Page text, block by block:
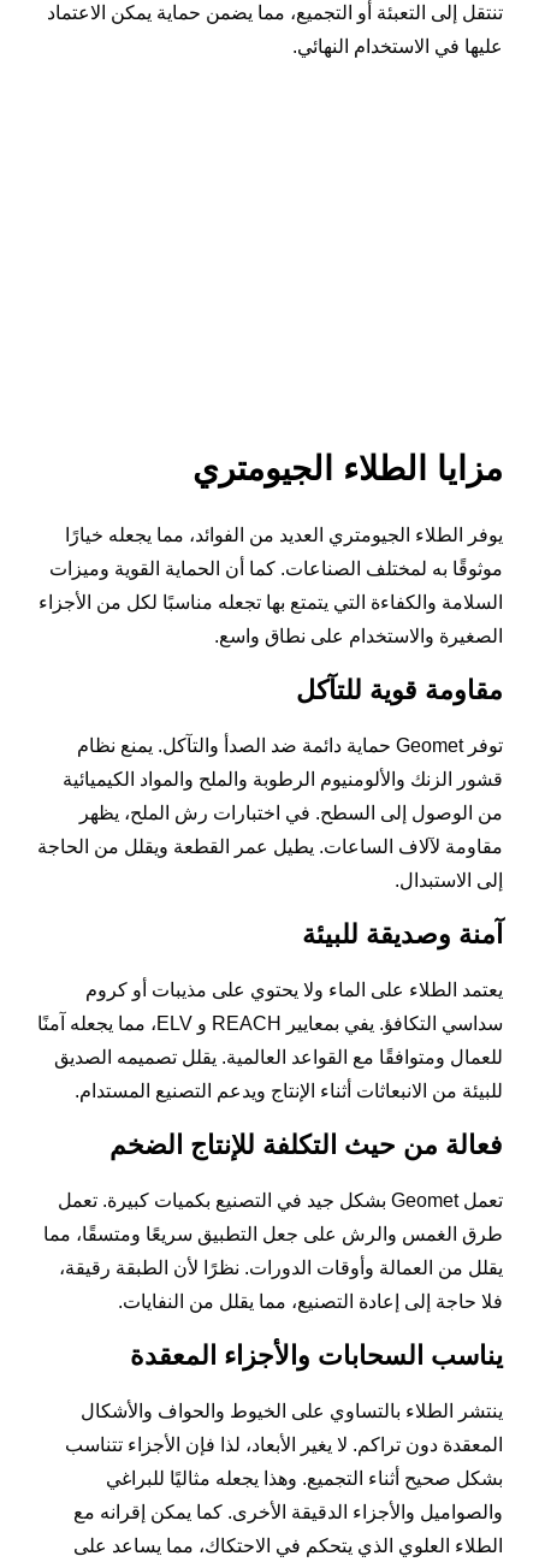
تنتقل إلى التعبئة أو التجميع، مما يضمن حماية يمكن الاعتماد
عليها في الاستخدام النهائي.
مزايا الطلاء الجيومتري
يوفر الطلاء الجيومتري العديد من الفوائد، مما يجعله خيارًا
موثوقًا به لمختلف الصناعات. كما أن الحماية القوية وميزات
السلامة والكفاءة التي يتمتع بها تجعله مناسبًا لكل من الأجزاء
الصغيرة والاستخدام على نطاق واسع.
مقاومة قوية للتآكل
توفر Geomet حماية دائمة ضد الصدأ والتآكل. يمنع نظام
قشور الزنك والألومنيوم الرطوبة والملح والمواد الكيميائية
من الوصول إلى السطح. في اختبارات رش الملح، يظهر
مقاومة لآلاف الساعات. يطيل عمر القطعة ويقلل من الحاجة
إلى الاستبدال.
آمنة وصديقة للبيئة
يعتمد الطلاء على الماء ولا يحتوي على مذيبات أو كروم
سداسي التكافؤ. يفي بمعايير REACH و ELV، مما يجعله آمنًا
للعمال ومتوافقًا مع القواعد العالمية. يقلل تصميمه الصديق
للبيئة من الانبعاثات أثناء الإنتاج ويدعم التصنيع المستدام.
فعالة من حيث التكلفة للإنتاج الضخم
تعمل Geomet بشكل جيد في التصنيع بكميات كبيرة. تعمل
طرق الغمس والرش على جعل التطبيق سريعًا ومتسقًا، مما
يقلل من العمالة وأوقات الدورات. نظرًا لأن الطبقة رقيقة،
فلا حاجة إلى إعادة التصنيع، مما يقلل من النفايات.
يناسب السحابات والأجزاء المعقدة
ينتشر الطلاء بالتساوي على الخيوط والحواف والأشكال
المعقدة دون تراكم. لا يغير الأبعاد، لذا فإن الأجزاء تتناسب
بشكل صحيح أثناء التجميع. وهذا يجعله مثاليًا للبراغي
والصواميل والأجزاء الدقيقة الأخرى. كما يمكن إقرانه مع
الطلاء العلوي الذي يتحكم في الاحتكاك، مما يساعد على